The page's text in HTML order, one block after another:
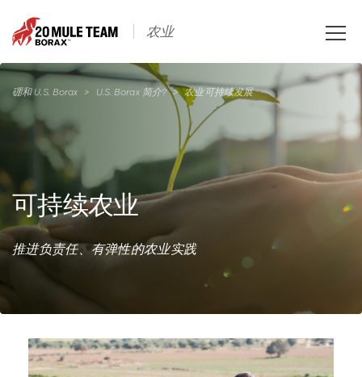
硼和 U.S. Borax > U.S. Borax 简介? > 农业可持续发展
可持续农业
推进负责任、有弹性的农业实践
农业
Toggle